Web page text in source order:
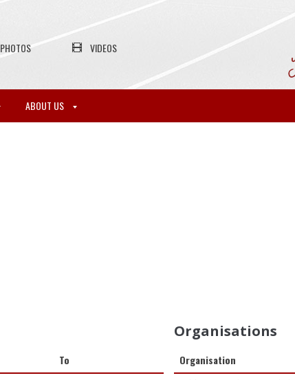
PHOTOS VIDEOS
ABOUT US
To
Organisations
Organisation